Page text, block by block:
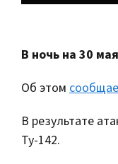
В ночь на 30
Об этом
В результате
Ту-142.